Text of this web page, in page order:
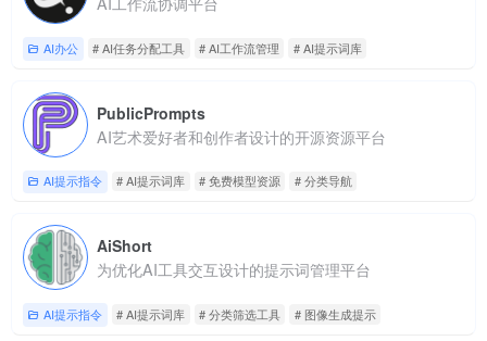
AI办公 # AI任务分配工具 # AI工作流管理 # AI提示词库
PublicPrompts
AI艺术爱好者和创作者设计的开源资源平台
AI提示指令 # AI提示词库 # 免费模型资源 # 分类导航
AiShort
为优化AI工具交互设计的提示词管理平台
AI提示指令 # AI提示词库 # 分类筛选工具 # 图像生成提示